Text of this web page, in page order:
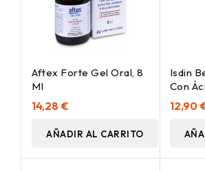
Aftex Forte Gel Oral, 8
Ml
14,28 €
AÑADIR AL CARRITO
Isdin
Con
8Ml
12,90